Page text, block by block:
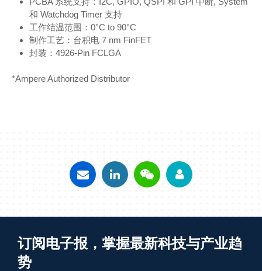
和 Watchdog Timer 支持
工作结温范围：0°C to 90°C
制作工艺：台积电 7 nm FinFET
封装：4926-Pin FCLGA
*Ampere Authorized Distributor
订阅电子报，掌握最新科技与产业趋
势